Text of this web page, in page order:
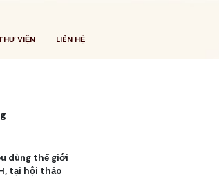
VIỆN LIÊN HỆ
dùng thế giới
tại hội thảo